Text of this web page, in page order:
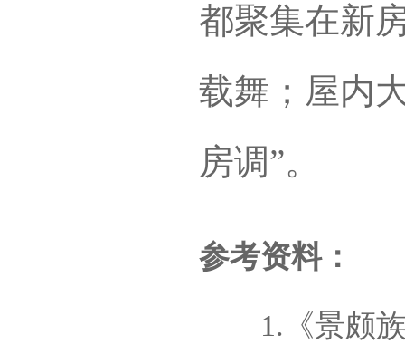
都聚集在新
载舞；屋内
房调”。
参考资料：
1.《景颇族